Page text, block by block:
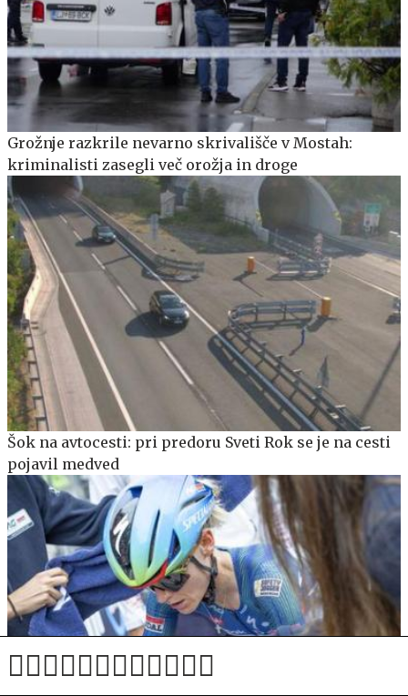
Grožnje razkrile nevarno skrivališče v Mostah:
kriminalisti zasegli več orožja in droge
Šok na avtocesti: pri predoru Sveti Rok se je na cesti
pojavil medved